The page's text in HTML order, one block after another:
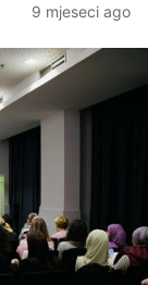
9 mjeseci ago